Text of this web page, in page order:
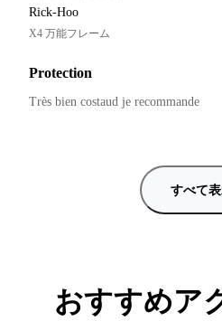
Rick-Hoo
X4 万能フレーム
Protection
Très bien costaud je recommande
すべて
おすすめア